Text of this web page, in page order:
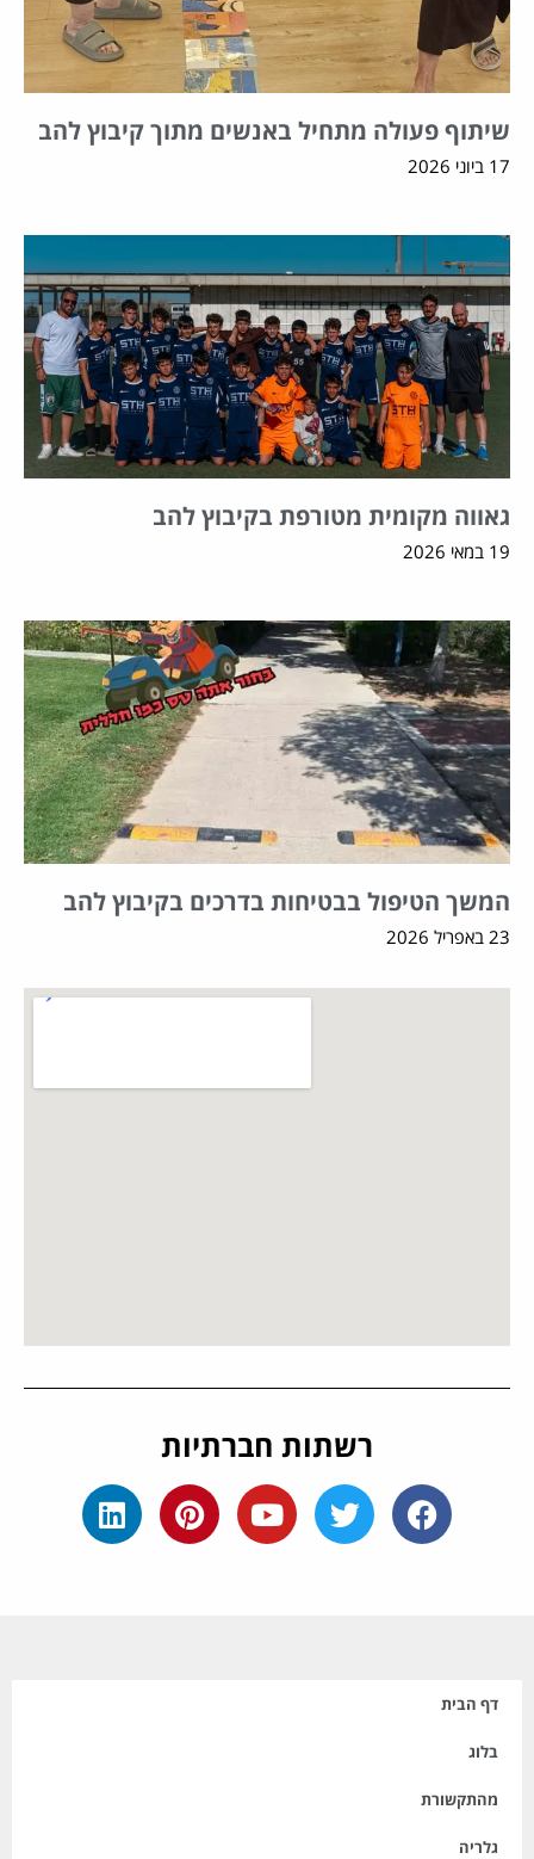
שיתוף פעולה מתחיל באנשים מתוך קיבוץ להב
17 ביוני 2026
גאווה מקומית מטורפת בקיבוץ להב
19 במאי 2026
המשך הטיפול בבטיחות בדרכים בקיבוץ להב
23 באפריל 2026
רשתות חברתיות
דף הבית
בלוג
מהתקשורת
גלריה